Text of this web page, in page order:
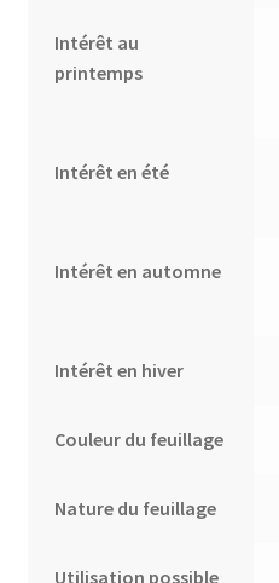
Intérêt au
printemps
Intérêt en été
Intérêt en automne
Intérêt en hiver
Couleur du feuillage
Nature du feuillage
Utilisation possible